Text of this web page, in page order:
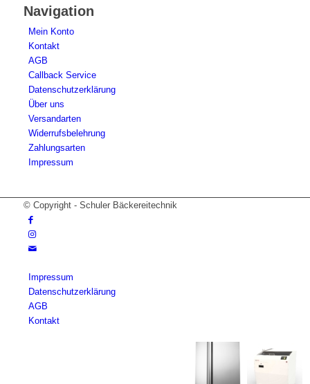
Navigation
Mein Konto
Kontakt
AGB
Callback Service
Datenschutzerklärung
Über uns
Versandarten
Widerrufsbelehrung
Zahlungsarten
Impressum
© Copyright - Schuler Bäckereitechnik
Impressum
Datenschutzerklärung
AGB
Kontakt